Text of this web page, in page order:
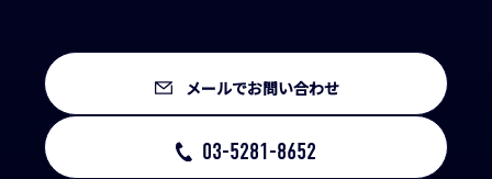
メールでお問い合わせ
03-5281-8652